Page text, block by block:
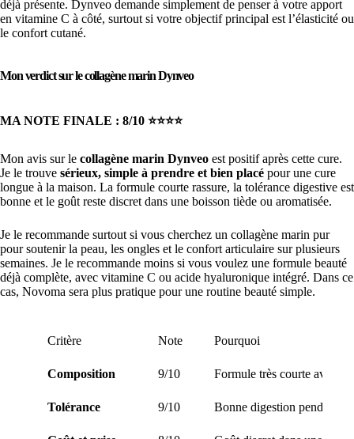
déjà présente. Dynveo demande simplement de penser à votre apport
en vitamine C à côté, surtout si votre objectif principal est l’élasticité ou
le confort cutané.
Mon verdict sur le collagène marin Dynveo
MA NOTE FINALE : 8/10 ⭐️⭐️⭐️⭐️
Mon avis sur le collagène marin Dynveo est positif après cette cure.
Je le trouve sérieux, simple à prendre et bien placé pour une cure
longue à la maison. La formule courte rassure, la tolérance digestive est
bonne et le goût reste discret dans une boisson tiède ou aromatisée.
Je le recommande surtout si vous cherchez un collagène marin pur
pour soutenir la peau, les ongles et le confort articulaire sur plusieurs
semaines. Je le recommande moins si vous voulez une formule beauté
déjà complète, avec vitamine C ou acide hyaluronique intégré. Dans ce
cas, Novoma sera plus pratique pour une routine beauté simple.
Critère Note Pourquoi
Composition 9/10 Formule très courte avec
Tolérance 9/10 Bonne digestion pendant